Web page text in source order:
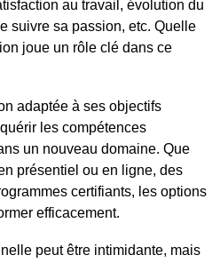
au travail, évolution du
suivre sa passion, etc. Quelle
joue un rôle clé dans ce
adaptée à ses objectifs
les compétences
un nouveau domaine. Que
présentiel ou en ligne, des
certifiants, les options
efficacement.
peut être intimidante, mais